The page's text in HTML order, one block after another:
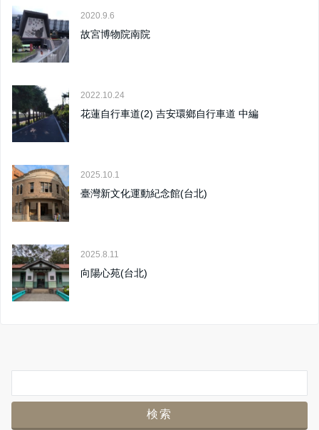
2020.9.6
故宮博物院南院
2022.10.24
花蓮自行車道(2) 吉安環鄉自行車道 中編
2025.10.1
臺灣新文化運動紀念館(台北)
2025.8.11
向陽心苑(台北)